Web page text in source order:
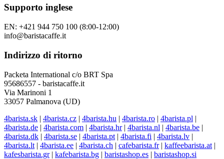
Supporto inglese
EN: +421 944 750 100 (8:00-12:00)
info@baristacaffe.it
Indirizzo di ritorno
Packeta International c/o BRT Spa
95686557 - baristacaffe.it
Via Marinoni 1
33057 Palmanova (UD)
4barista.sk | 4barista.cz | 4barista.hu | 4barista.ro | 4barista.pl |
4barista.de | 4barista.com | 4barista.hr| 4barista.nl | 4barista.be |
4barista.dk | 4barista.se | 4barista.pt | 4barista.fi | 4barista.lv |
4barista.lt | 4barista.ee | 4barista.ch | cafebarista.fr| kaffeebarista.at |
kafesbarista.gr| kafebarista.bg | baristashop.es | baristashop.si